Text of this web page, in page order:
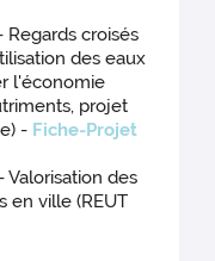
Regards croisés
des eaux
l'économie
projet
- Fiche-Projet
Valorisation des
en ville (REUT